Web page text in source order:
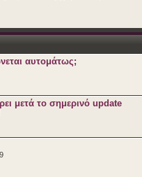
αυτομάτως;
μετά το σημερινό update